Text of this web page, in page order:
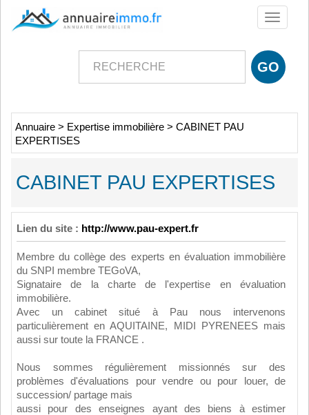
Toggle
Annuaire > Expertise immobilière > CABINET PAU
EXPERTISES
CABINET PAU EXPERTISES
Lien du site : http://www.pau-expert.fr
Membre du collège des experts en évaluation immobilière
du SNPI membre TEGoVA,
Signataire de la charte de l'expertise en évaluation
immobilière.
Avec un cabinet situé à Pau nous intervenons
particulièrement en AQUITAINE, MIDI PYRENEES mais
aussi sur toute la FRANCE .
Nous sommes régulièrement missionnés sur des
problèmes d'évaluations pour vendre ou pour louer, de
succession/ partage mais
aussi pour des enseignes ayant des biens à estimer